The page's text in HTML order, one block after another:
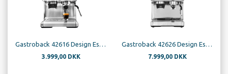
Gastroback 42616 Design Espresso Barista Pro
3.999,00 DKK
Gastroback 42626 Design Espresso Advanced Duo
7.999,00 DKK